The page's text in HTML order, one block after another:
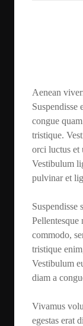
Aenean
Suspendisse
congue
tristique.
orci luctus et
Vestibulum
pulvinar et
Suspendisse
commodo,
tristique
Vestibulum
diam a
Vivamus
egestas erat